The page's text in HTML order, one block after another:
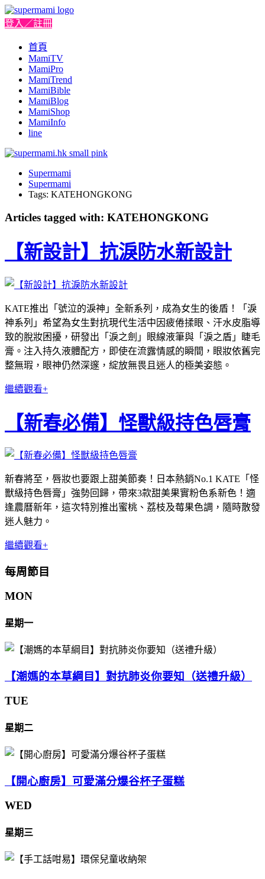
登入／註冊
首頁
MamiTV
MamiPro
MamiTrend
MamiBible
MamiBlog
MamiShop
MamiInfo
line
Supermami
Supermami
Tags: KATEHONGKONG
Articles tagged with: KATEHONGKONG
【新設計】抗淚防水新設計
KATE推出「號泣的淚神」全新系列，成為女生的後盾！「淚
神系列」希望為女生對抗現代生活中因疲倦揉眼、汗水皮脂導
致的脫妝困擾，研發出「淚之劍」眼線液筆與「淚之盾」睫毛
膏。注入持久液體配方，即使在流露情感的瞬間，眼妝依舊完
整無瑕，眼神仍然深邃，綻放無畏且迷人的極美姿態。
繼續觀看+
【新春必備】怪獸級持色唇膏
新春將至，唇妝也要跟上甜美節奏！日本熱銷No.1 KATE「怪
獸級持色唇膏」強勢回歸，帶來3款甜美果實粉色系新色！適
逢農曆新年，這次特別推出蜜桃、荔枝及莓果色調，隨時散發
迷人魅力。
繼續觀看+
每周節目
MON
星期一
【潮媽的本草綱目】對抗肺炎你要知（送禮升級）
TUE
星期二
【開心廚房】可愛滿分爆谷杯子蛋糕
WED
星期三